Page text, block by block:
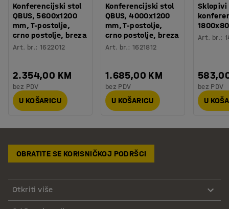
Konferencijski stol
QBUS, 5600x1200
mm, T-postolje,
crno postolje, breza
Art. br.:1622012
2.354,00 KM
bez PDV
U KOŠARICU
Konferencijski stol
QBUS, 4000x1200
mm, T-postolje,
crno postolje, breza
Art. br.: 1621812
1.685,00 KM
bez PDV
U KOŠARICU
Sklopivi
Art. br.:
bez PDV
U
OBRATITE SE KORISNIČKOJ PODRŠCI
Otkriti više